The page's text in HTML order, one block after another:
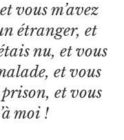
vous m’avez
étranger, et
nu, et vous
et vous
prison, et vous
moi !